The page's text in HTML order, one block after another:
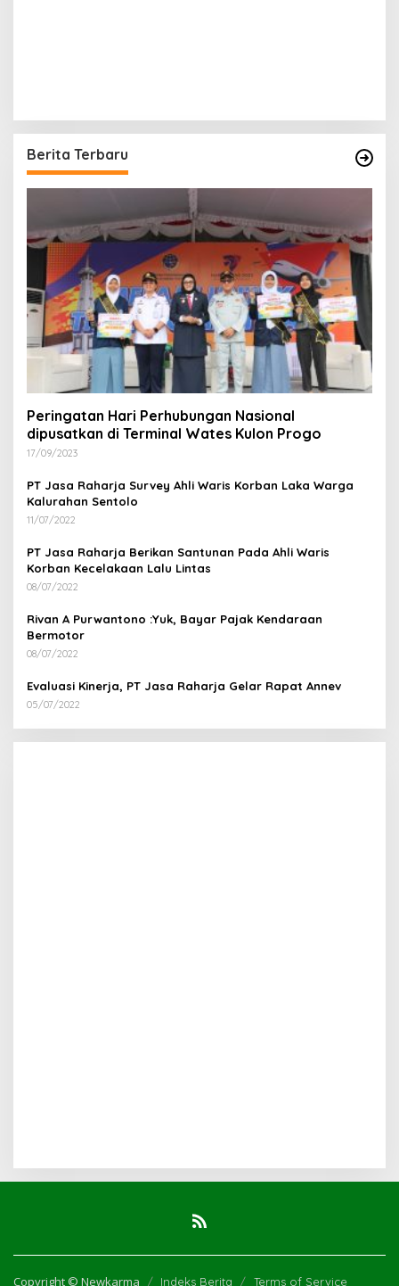
Berita Terbaru
Peringatan Hari Perhubungan Nasional
dipusatkan di Terminal Wates Kulon Progo
17/09/2023
PT Jasa Raharja Survey Ahli Waris Korban Laka Warga
Kalurahan Sentolo
11/07/2022
PT Jasa Raharja Berikan Santunan Pada Ahli Waris
Korban Kecelakaan Lalu Lintas
08/07/2022
Rivan A Purwantono :Yuk, Bayar Pajak Kendaraan
Bermotor
08/07/2022
Evaluasi Kinerja, PT Jasa Raharja Gelar Rapat Annev
05/07/2022
Copyright © Newkarma Indeks Berita Terms of Service